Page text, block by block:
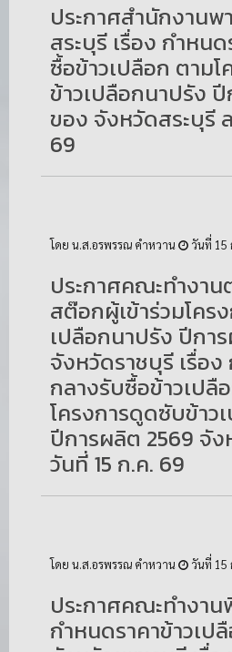
ประกาศสำนักงาน
สระบุรี เรื่อง กำหน
ซื้อข้าวเปลือก ตาม
ข้าวเปลือกนาปรัง
ของ จังหวัดสระบุรี
69
โดย น.ส.อรพรรณ คำหวาน วันที่ 15
ประกาศคณะทำงา
สต๊อกผู้เข้าร่วมโคร
เปลือกนาปรัง ปีกา
จังหวัดราชบุรี เรื่อ
กลางรับซื้อข้าวเปลื
โครงการดูดซับข้าว
ปีการผลิต 2569 จั
วันที่ 15 ก.ค. 69
โดย น.ส.อรพรรณ คำหวาน วันที่ 15
ประกาศคณะทำงา
กำหนดราคาข้าวเป